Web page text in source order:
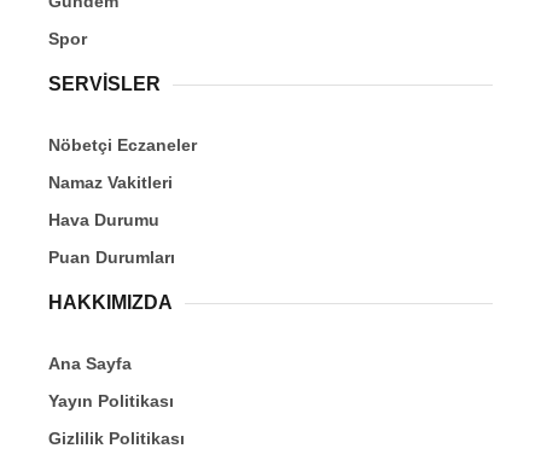
Spor
SERVİSLER
Nöbetçi Eczaneler
Namaz Vakitleri
Hava Durumu
Puan Durumları
HAKKIMIZDA
Ana Sayfa
Yayın Politikası
Gizlilik Politikası